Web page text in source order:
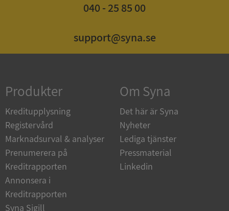
040 - 25 85 00
support@syna.se
Produkter
Kreditupplysning
Registervård
Marknadsurval & analyser
Prenumerera på
Kreditrapporten
Annonsera i
Kreditrapporten
Syna Sigill
Om Syna
Det här är Syna
Nyheter
Lediga tjänster
Pressmaterial
Linkedin
kärnwebbplatsfunktioner som användarinloggning
och kontohantering. Webbplatsen kan inte
användas ordentligt utan strikt nödvändiga cookies.
Namn
Leverantör
Domän